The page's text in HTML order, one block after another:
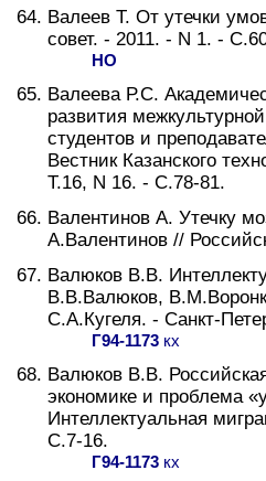
Валеев Т. От утечки
совет. - 2011. - N 1. -
НО
Валеева Р.С.
развития
студентов и
Вестник Казанского
Т.16, N 16. - С.78-81.
Валентинов А. Утечку
А.Валентинов //
Валюков В.В.
В.В.Валюков,
С.А.Кугеля. - Санкт-
Г94-1173 кх
Валюков В.В.
экономике и проблема
Интеллектуальная
С.7-16.
Г94-1173 кх